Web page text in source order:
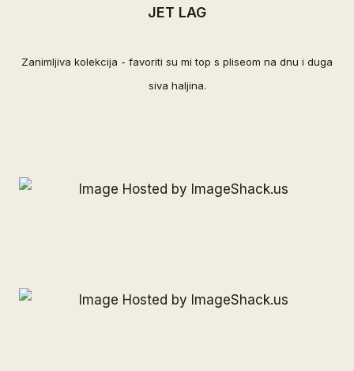
JET LAG
Zanimljiva kolekcija - favoriti su mi top s pliseom na dnu i duga
siva haljina.